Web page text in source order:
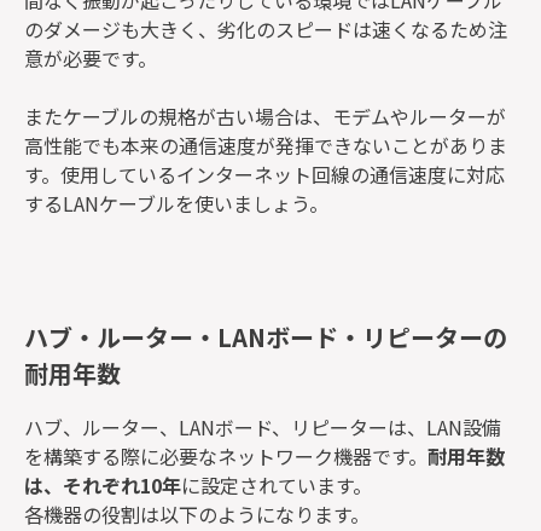
のダメージも大きく、劣化のスピードは速くなるため注
意が必要です。
またケーブルの規格が古い場合は、モデムやルーターが
高性能でも本来の通信速度が発揮できないことがありま
す。使用しているインターネット回線の通信速度に対応
するLANケーブルを使いましょう。
ハブ・ルーター・LANボード・リピーターの
耐用年数
ハブ、ルーター、LANボード、リピーターは、LAN設備
を構築する際に必要なネットワーク機器です。 耐用年数
は、それぞれ10年に設定されています。
各機器の役割は以下のようになります。